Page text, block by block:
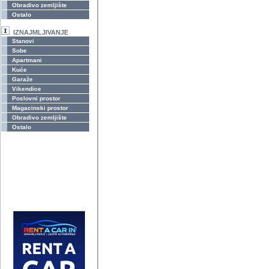
Obradivo zemljište
Ostalo
IZNAJMLJIVANJE
Stanovi
Sobe
Apartmani
Kuće
Garaže
Vikendice
Poslovni prostor
Magacinski prostor
Obradivo zemljište
Ostalo